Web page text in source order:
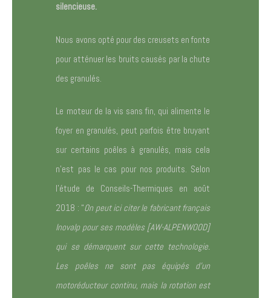
silencieuse.
Nous avons opté pour des creusets en fonte
pour atténuer les bruits causés par la chute
des granulés.
Le moteur de la vis sans fin, qui alimente le
foyer en granulés, peut parfois être bruyant
sur certains poêles à granulés, mais cela
n’est pas le cas pour nos produits. Selon
l’étude de Conseils-Thermiques en août
2018 : “On peut ici citer le fabricant français
Inovalp pour ses modèles [AW-ALPENWOOD]
qui se démarquent sur cette technologie.
Les poêles ne sont pas équipés d’un
motoréducteur continu, mais la rotation est